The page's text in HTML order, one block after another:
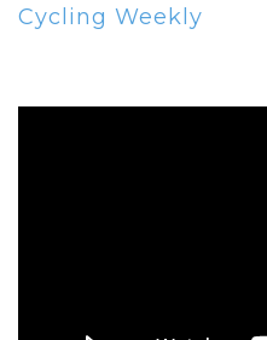
Cycling Weekly